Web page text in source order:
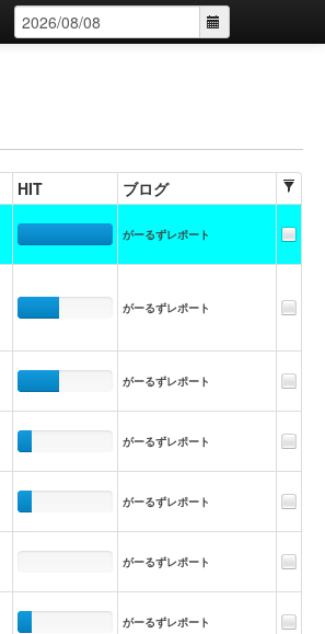
HIT ブログ
がーるずレポート
がーるずレポート
がーるずレポート
がーるずレポート
がーるずレポート
がーるずレポート
がーるずレポート